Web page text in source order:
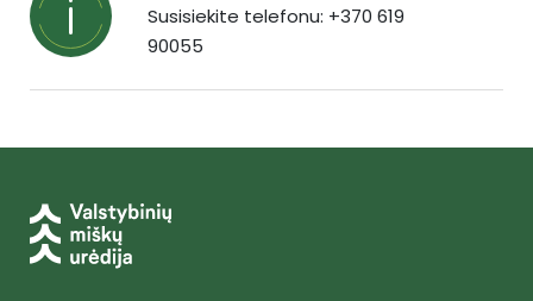
Susisiekite telefonu: +370 619
90055